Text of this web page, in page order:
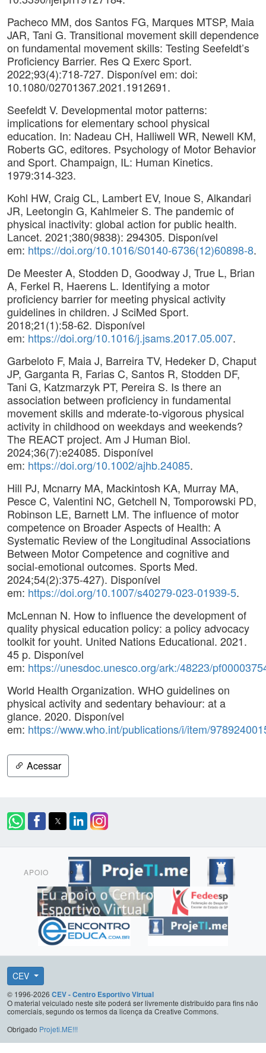
Pacheco MM, dos Santos FG, Marques MTSP, Maia
JAR, Tani G. Transitional movement skill dependence
on fundamental movement skills: Testing Seefeldt’s
Proficiency Barrier. Res Q Exerc Sport.
2022;93(4):718-727. Disponível em: doi:
10.1080/02701367.2021.1912691.
Seefeldt V. Developmental motor patterns:
implications for elementary school physical
education. In: Nadeau CH, Halliwell WR, Newell KM,
Roberts GC, editores. Psychology of Motor Behavior
and Sport. Champaign, IL: Human Kinetics.
1979:314-323.
Kohl HW, Craig CL, Lambert EV, Inoue S, Alkandari
JR, Leetongin G, Kahlmeier S. The pandemic of
physical inactivity: global action for public health.
Lancet. 2021;380(9838): 294305. Disponível
em: https://doi.org/10.1016/S0140-6736(12)60898-8.
De Meester A, Stodden D, Goodway J, True L, Brian
A, Ferkel R, Haerens L. Identifying a motor
proficiency barrier for meeting physical activity
guidelines in children. J SciMed Sport.
2018;21(1):58-62. Disponível
em: https://doi.org/10.1016/j.jsams.2017.05.007.
Garbeloto F, Maia J, Barreira TV, Hedeker D, Chaput
JP, Garganta R, Farias C, Santos R, Stodden DF,
Tani G, Katzmarzyk PT, Pereira S. Is there an
association between proficiency in fundamental
movement skills and mderate-to-vigorous physical
activity in childhood on weekdays and weekends?
The REACT project. Am J Human Biol.
2024;36(7):e24085. Disponível
em: https://doi.org/10.1002/ajhb.24085.
Hill PJ, Mcnarry MA, Mackintosh KA, Murray MA,
Pesce C, Valentini NC, Getchell N, Tomporowski PD,
Robinson LE, Barnett LM. The influence of motor
competence on Broader Aspects of Health: A
Systematic Review of the Longitudinal Associations
Between Motor Competence and cognitive and
social-emotional outcomes. Sports Med.
2024;54(2):375-427). Disponível
em: https://doi.org/10.1007/s40279-023-01939-5.
McLennan N. How to influence the development of
quality physical education policy: a policy advocacy
toolkit for youht. United Nations Educational. 2021.
45 p. Disponível
em: https://unesdoc.unesco.org/ark:/48223/
World Health Organization. WHO guidelines on
physical activity and sedentary behaviour: at a
glance. 2020. Disponível
em: https://www.who.int/publications/i/item/
Acessar
APOIO
CEV
© 1996-2026 CEV - Centro Esportivo Virtual
O material veiculado neste site poderá ser livremente distribuído para fins não
comerciais, segundo os termos da licença da Creative Commons.
Obrigado Projeti.ME!!!